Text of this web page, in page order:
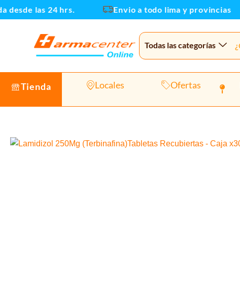
Ir
al
las 24 hrs. Envio a todo lima y provincias
Todas las categorías
Tienda Locales Ofertas